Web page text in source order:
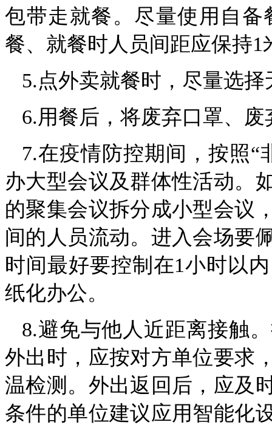
包带走就餐。尽量使用自
餐、就餐时人员间距应保持
5.点外卖就餐时，尽量选
6.用餐后，将废弃口罩、
7.在疫情防控期间，按照
办大型会议及群体性活动。
的聚集会议拆分成小型会议
间的人员流动。进入会场要
时间最好要控制在1小时以
纸化办公。
8.避免与他人近距离接触
外出时，应按对方单位要求
温检测。外出返回后，应及
条件的单位建议应用智能化